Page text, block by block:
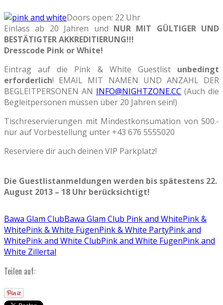
Doors open: 22 Uhr
Einlass ab 20 Jahren und NUR MIT GÜLTIGER UND
BESTÄTIGTER AKKREDITIERUNG!!!
Dresscode Pink or White!
Eintrag auf die Pink & White Guestlist unbedingt
erforderlich! EMAIL MIT NAMEN UND ANZAHL DER
BEGLEITPERSONEN AN INFO@NIGHTZONE.CC (Auch die
Begleitpersonen müssen über 20 Jahren sein!)
Tischreservierungen mit Mindestkonsumation von 500.-
nur auf Vorbestellung unter +43 676 5555020
Reserviere dir auch deinen VIP Parkplatz!
Die Guestlistanmeldungen werden bis spätestens 22.
August 2013 – 18 Uhr berücksichtigt!
Bawa Glam ClubBawa Glam Club Pink and WhitePink &
WhitePink & White FügenPink & White PartyPink and
WhitePink and White ClubPink and White FügenPink and
White Zillertal
Teilen auf: